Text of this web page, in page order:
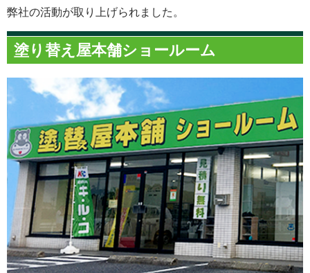
弊社の活動が取り上げられました。
塗り替え屋本舗ショールーム